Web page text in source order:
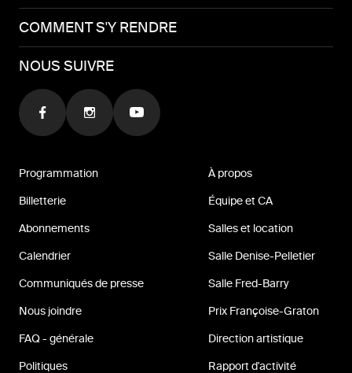
COMMENT S'Y RENDRE
NOUS SUIVRE
Programmation
Billetterie
Abonnements
Calendrier
Communiqués de presse
Nous joindre
FAQ - générale
Politiques
À propos
Équipe et CA
Salles et location
Salle Denise-Pelletier
Salle Fred-Barry
Prix Françoise-Graton
Direction artistique
Rapport d'activité